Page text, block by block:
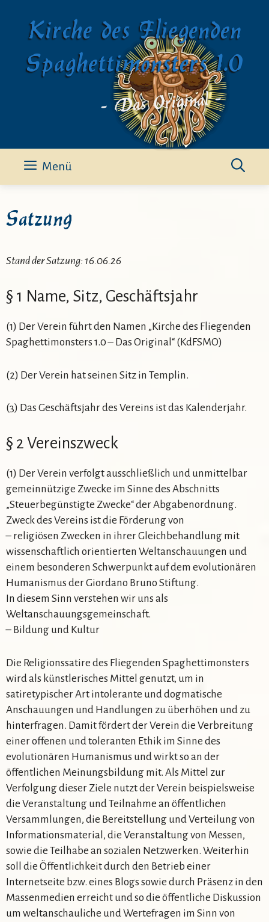
springenKirche des Fliegenden
Spaghettimonsters 1.0
- Das Original -
Menü
Satzung
Stand der Satzung: 16.06.26
§ 1 Name, Sitz, Geschäftsjahr
(1) Der Verein führt den Namen „Kirche des Fliegenden
Spaghettimonsters 1.0 – Das Original“ (KdFSMO)
(2) Der Verein hat seinen Sitz in Templin.
(3) Das Geschäftsjahr des Vereins ist das Kalenderjahr.
§ 2 Vereinszweck
(1) Der Verein verfolgt ausschließlich und unmittelbar
gemeinnützige Zwecke im Sinne des Abschnitts
„Steuerbegünstigte Zwecke“ der Abgabenordnung.
Zweck des Vereins ist die Förderung von
– religiösen Zwecken in ihrer Gleichbehandlung mit
wissenschaftlich orientierten Weltanschauungen und
einem besonderen Schwerpunkt auf dem evolutionären
Humanismus der Giordano Bruno Stiftung.
In diesem Sinn verstehen wir uns als
Weltanschauungsgemeinschaft.
– Bildung und Kultur
Die Religionssatire des Fliegenden Spaghettimonsters
wird als künstlerisches Mittel genutzt, um in
satiretypischer Art intolerante und dogmatische
Anschauungen und Handlungen zu überhöhen und zu
hinterfragen. Damit fördert der Verein die Verbreitung
einer offenen und toleranten Ethik im Sinne des
evolutionären Humanismus und wirkt so an der
öffentlichen Meinungsbildung mit. Als Mittel zur
Verfolgung dieser Ziele nutzt der Verein beispielsweise
die Veranstaltung und Teilnahme an öffentlichen
Versammlungen, die Bereitstellung und Verteilung von
Informationsmaterial, die Veranstaltung von Messen,
sowie die Teilhabe an sozialen Netzwerken. Weiterhin
soll die Öffentlichkeit durch den Betrieb einer
Internetseite bzw. eines Blogs sowie durch Präsenz in den
Massenmedien erreicht und so die öffentliche Diskussion
um weltanschauliche und Wertefragen im Sinn von